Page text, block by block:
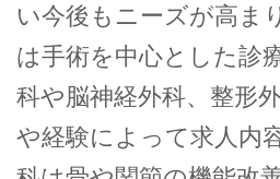
い今後もニーズが高
は手術を中心とした診
科や脳神経外科、整形
や経験によって求人内